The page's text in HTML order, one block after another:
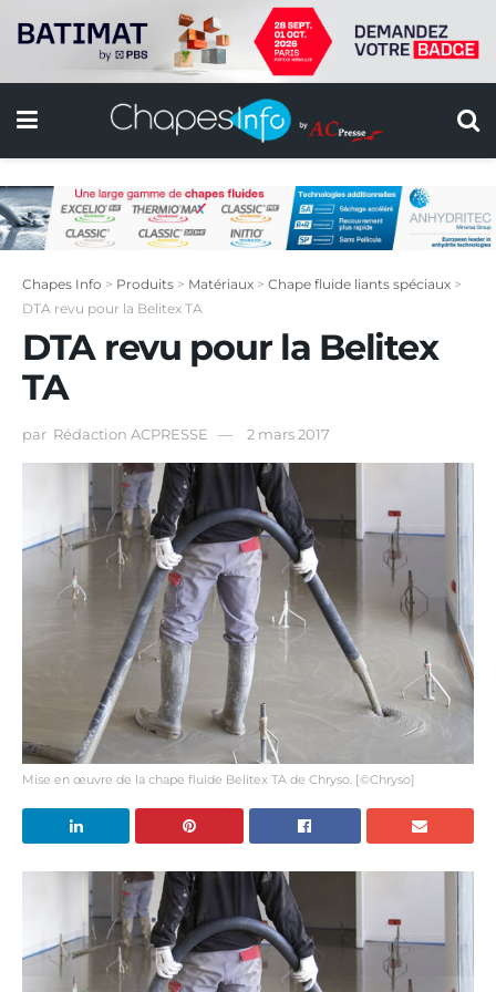
Chapes Info > Produits > Matériaux > Chape fluide liants spéciaux >
DTA revu pour la Belitex TA
DTA revu pour la Belitex
TA
par Rédaction ACPRESSE 2 mars 2017
Mise en œuvre de la chape fluide Belitex TA de Chryso. [©Chryso]